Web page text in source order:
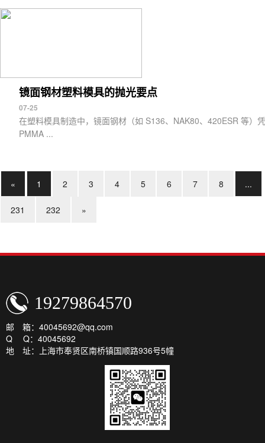
镜面钢材塑料模具的抛光要点
07-25
在塑料模具制造中，镜面钢材（如 S136、NAK80、420ESR 等）
PMMA ...
« 1 2 3 4 5 6 7 8 ...
231 232 »
19279864570
邮 箱：40045692@qq.com
Q Q：40045692
地 址：上海市奉贤区南桥镇国顺路936号5幢